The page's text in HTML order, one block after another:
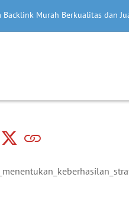
Backlink Murah Berkualitas dan